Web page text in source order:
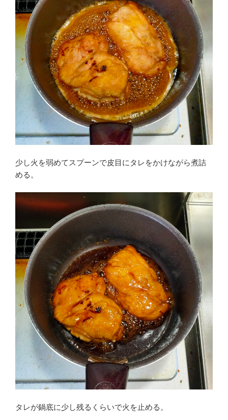
少し火を弱めてスプーンで皮目にタレをかけながら煮詰
める。
タレが鍋底に少し残るくらいで火を止める。